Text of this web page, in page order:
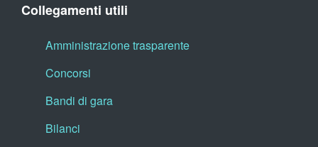
Collegamenti utili
Amministrazione trasparente
Concorsi
Bandi di gara
Bilanci